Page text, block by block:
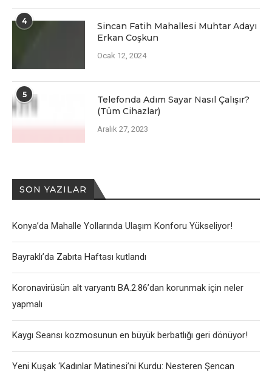
4
Sincan Fatih Mahallesi Muhtar Adayı
Erkan Coşkun
Ocak 12, 2024
5
Telefonda Adım Sayar Nasıl Çalışır?
(Tüm Cihazlar)
Aralık 27, 2023
SON YAZILAR
Konya’da Mahalle Yollarında Ulaşım Konforu Yükseliyor!
Bayraklı’da Zabıta Haftası kutlandı
Koronavirüsün alt varyantı BA.2.86’dan korunmak için neler
yapmalı
Kaygı Seansı kozmosunun en büyük berbatlığı geri dönüyor!
Yeni Kuşak ‘Kadınlar Matinesi’ni Kurdu: Nesteren Şencan